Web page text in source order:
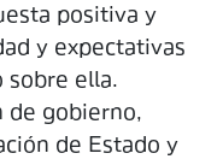
positiva y
y expectativas
sobre ella.
de gobierno,
de Estado y